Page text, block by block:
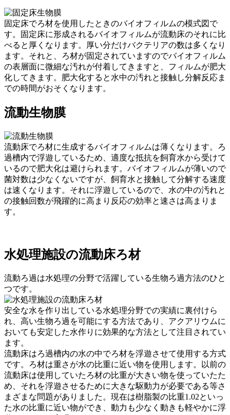
固定床でろ材を使用したときのバイオフィルムの模式図で
す。固定床に形成されるバイオフィルムが流動床のそれに比
べると厚くなります。厚い分だけバクテリアの数は多くなり
ます。それと、ろ材が固定されていますのでバイオフィルム
の表層面に微細な汚れが付着してきますと、フィルムが肥大
化してきます。肥大化すると水中の汚れと接触し分解反応ま
での時間がおそくなります。
流動生物膜
流動床でろ材に生成するバイオフィルムは薄くなります。ろ
過槽内で浮遊しているため、適度な抵抗を飼育水から受けて
いるので肥大化は避けられます。バイオフィルムが薄いので
菌対数は少なくないですが、飼育水と接触して分解する速度
は速くなります。それに浮遊しているので、水の中の汚れと
の接触回数が飛躍的に高まり反応の効率と速さは高まりま
す。
水処理施設の流動床ろ材
流動ろ過は水処理の分野で活躍している生物ろ過方法のひと
つです。
安全な水を作り出している水処理分野での実績に裏付けら
れ、高い生物ろ過を可能にする方法であり、アクアリウムに
おいても安定した水作りに効果的な方法として注目されてい
ます。
流動床はろ過槽内の水の中でろ材を浮遊させて使用する方式
です。ろ材は重さが水の比重に近い物を使用します。以前の
流動床は使用していたろ材の比重が大きい物を使っていたた
め、それを浮遊させるために大きな駆動力が必要である等さ
まざまな問題がありました。現在は樹脂製の比重1.02といっ
た水の比重に近い物ができ、動力も少なく動きも軽やかに浮